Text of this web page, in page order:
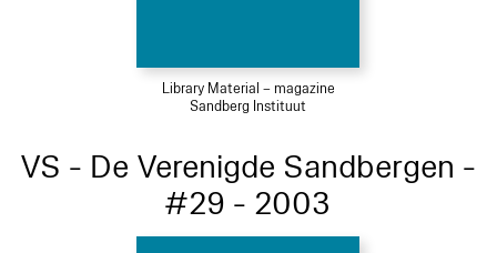
Library Material – magazine
Sandberg Instituut
VS - De Verenigde Sandbergen -
#29 - 2003